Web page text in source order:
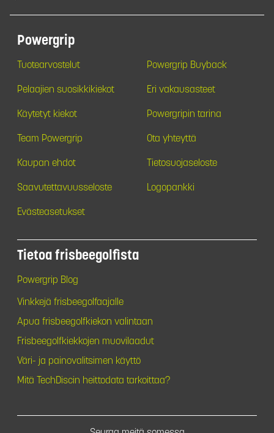
Powergrip
Tuotearvostelut Powergrip Buyback
Pelaajien suosikkikiekot Eri vakausasteet
Käytetyt kiekot Powergripin tarina
Team Powergrip Ota yhteyttä
Kaupan ehdot Tietosuojaseloste
Saavutettavuusseloste Logopankki
Evästeasetukset
Tietoa frisbeegolfista
Powergrip Blog
Vinkkejä frisbeegolfaajalle
Apua frisbeegolfkiekon valintaan
Frisbeegolfkiekkojen muovilaadut
Väri- ja painovalitsimen käyttö
Mitä TechDiscin heittodata tarkoittaa?